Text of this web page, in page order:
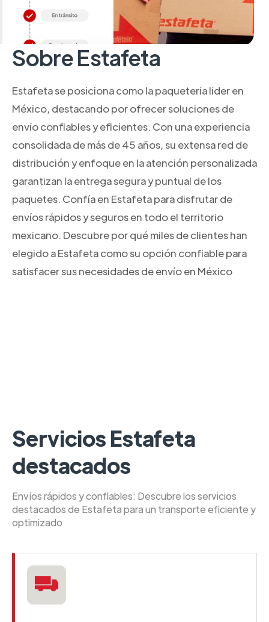
Sobre Estafeta
Estafeta se posiciona como la paquetería líder en
México, destacando por ofrecer soluciones de
envío confiables y eficientes. Con una experiencia
consolidada de más de 45 años, su extensa red de
distribución y enfoque en la atención personalizada
garantizan la entrega segura y puntual de los
paquetes. Confía en Estafeta para disfrutar de
envíos rápidos y seguros en todo el territorio
mexicano. Descubre por qué miles de clientes han
elegido a Estafeta como su opción confiable para
satisfacer sus necesidades de envío en México
Servicios Estafeta
destacados
Envíos rápidos y confiables: Descubre los servicios
destacados de Estafeta para un transporte eficiente y
optimizado